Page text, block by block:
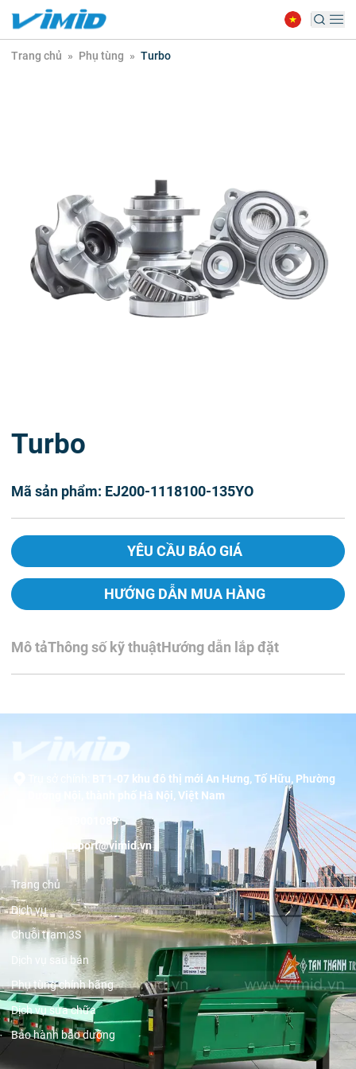
Trang chủ » Phụ tùng » Turbo
Turbo
Mã sản phẩm: EJ200-1118100-135YO
YÊU CẦU BÁO GIÁ
HƯỚNG DẪN MUA HÀNG
Mô tảThông số kỹ thuậtHướng dẫn lắp đặt
BT1-07 khu đô thị mới An Hưng, Tố Hữu, Phường
Dương Nội, thành phố Hà Nội, Việt Nam
19001089
support@vimid.vn
Trang chủ
Dịch vụ
Chuỗi trạm 3S
Dịch vụ sau bán
Phụ tùng chính hãng
Dịch vụ sửa chữa
Bảo hành bảo dưỡng